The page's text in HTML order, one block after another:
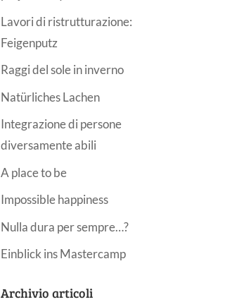
Lavori di ristrutturazione:
Feigenputz
Raggi del sole in inverno
Natürliches Lachen
Integrazione di persone
diversamente abili
A place to be
Impossible happiness
Nulla dura per sempre…?
Einblick ins Mastercamp
Archivio articoli